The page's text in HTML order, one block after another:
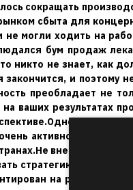
сокращать